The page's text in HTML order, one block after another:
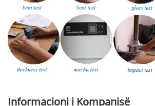
Informacioni i Kompanisë